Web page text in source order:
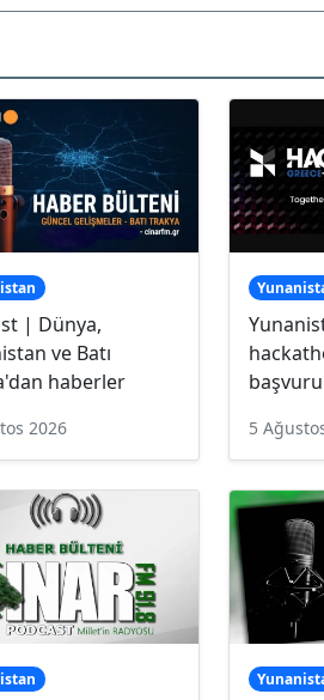
| Dünya,
ve Batı
haberler
2026 5